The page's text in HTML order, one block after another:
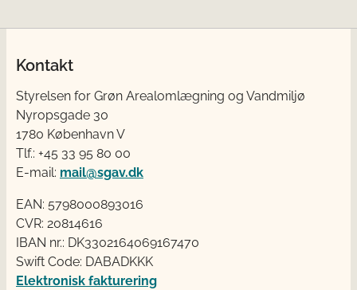
Kontakt
Styrelsen for Grøn Arealomlægning og Vandmiljø
Nyropsgade 30
1780 København V
Tlf.: +45 33 95 80 00
E-mail: mail@sgav.dk
EAN: 5798000893016
CVR: 20814616
IBAN nr.: DK3302164069167470
Swift Code: DABADKKK
Elektronisk fakturering